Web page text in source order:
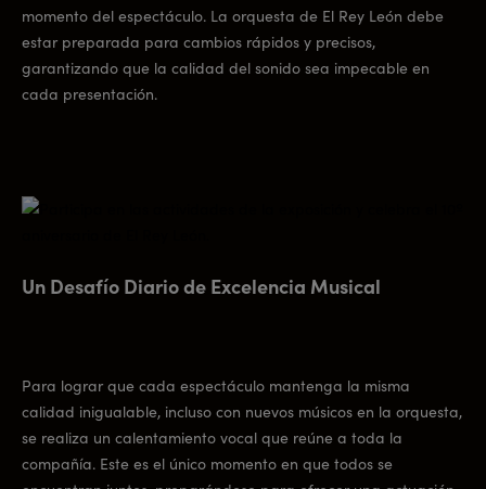
momento del espectáculo. La orquesta de El Rey León debe
estar preparada para cambios rápidos y precisos,
garantizando que la calidad del sonido sea impecable en
cada presentación.
Un Desafío Diario de Excelencia Musical
Para lograr que cada espectáculo mantenga la misma
calidad inigualable, incluso con nuevos músicos en la orquesta,
se realiza un calentamiento vocal que reúne a toda la
compañía. Este es el único momento en que todos se